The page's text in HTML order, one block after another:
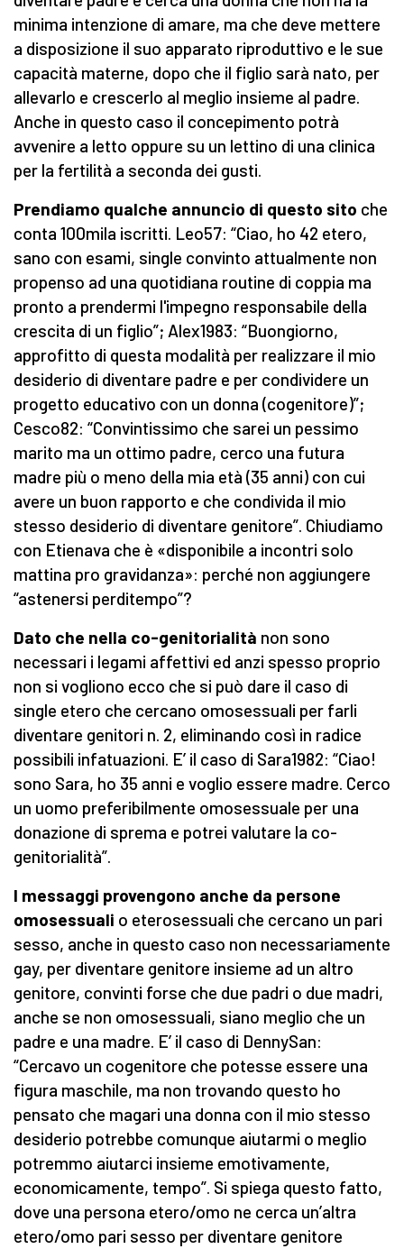
minima intenzione di amare, ma che deve mettere
a disposizione il suo apparato riproduttivo e le sue
capacità materne, dopo che il figlio sarà nato, per
allevarlo e crescerlo al meglio insieme al padre.
Anche in questo caso il concepimento potrà
avvenire a letto oppure su un lettino di una clinica
per la fertilità a seconda dei gusti.
Prendiamo qualche annuncio di questo sito che
conta 100mila iscritti. Leo57: “Ciao, ho 42 etero,
sano con esami, single convinto attualmente non
propenso ad una quotidiana routine di coppia ma
pronto a prendermi l'impegno responsabile della
crescita di un figlio”; Alex1983: “Buongiorno,
approfitto di questa modalità per realizzare il mio
desiderio di diventare padre e per condividere un
progetto educativo con un donna (cogenitore)”;
Cesco82: “Convintissimo che sarei un pessimo
marito ma un ottimo padre, cerco una futura
madre più o meno della mia età (35 anni) con cui
avere un buon rapporto e che condivida il mio
stesso desiderio di diventare genitore”. Chiudiamo
con Etienava che è «disponibile a incontri solo
mattina pro gravidanza»: perché non aggiungere
“astenersi perditempo”?
Dato che nella co-genitorialità non sono
necessari i legami affettivi ed anzi spesso proprio
non si vogliono ecco che si può dare il caso di
single etero che cercano omosessuali per farli
diventare genitori n. 2, eliminando così in radice
possibili infatuazioni. E’ il caso di Sara1982: “Ciao!
sono Sara, ho 35 anni e voglio essere madre. Cerco
un uomo preferibilmente omosessuale per una
donazione di sprema e potrei valutare la co-
genitorialità”.
I messaggi provengono anche da persone
omosessuali o eterosessuali che cercano un pari
sesso, anche in questo caso non necessariamente
gay, per diventare genitore insieme ad un altro
genitore, convinti forse che due padri o due madri,
anche se non omosessuali, siano meglio che un
padre e una madre. E’ il caso di DennySan:
“Cercavo un cogenitore che potesse essere una
figura maschile, ma non trovando questo ho
pensato che magari una donna con il mio stesso
desiderio potrebbe comunque aiutarmi o meglio
potremmo aiutarci insieme emotivamente,
economicamente, tempo”. Si spiega questo fatto,
dove una persona etero/omo ne cerca un’altra
etero/omo pari sesso per diventare genitore